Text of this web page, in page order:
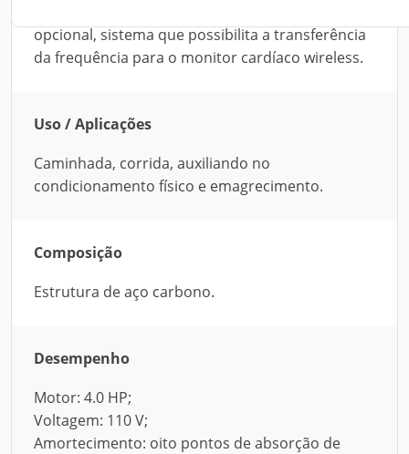
opcional, sistema que possibilita a transferência
da frequência para o monitor cardíaco wireless.
Uso / Aplicações
Caminhada, corrida, auxiliando no
condicionamento físico e emagrecimento.
Composição
Estrutura de aço carbono.
Desempenho
Motor: 4.0 HP;
Voltagem: 110 V;
Amortecimento: oito pontos de absorção de